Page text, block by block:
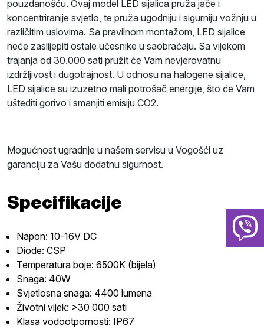
pouzdanošću. Ovaj model LED sijalica pruža jače i
koncentriranije svjetlo, te pruža ugodniju i sigurniju vožnju u
različitim uslovima. Sa pravilnom montažom, LED sijalice
neće zaslijepiti ostale učesnike u saobraćaju. Sa vijekom
trajanja od 30.000 sati pružit će Vam nevjerovatnu
izdržljivost i dugotrajnost. U odnosu na halogene sijalice,
LED sijalice su izuzetno mali potrošač energije, što će Vam
uštediti gorivo i smanjiti emisiju CO2.
Mogućnost ugradnje u našem servisu u Vogošći uz
garanciju za Vašu dodatnu sigurnost.
Specifikacije
Napon: 10-16V DC
Diode: CSP
Temperatura boje: 6500K (bijela)
Snaga: 40W
Svjetlosna snaga: 4400 lumena
Životni vijek: >30 000 sati
Klasa vodootpornosti: IP67